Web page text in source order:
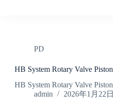
PD
HB System Rotary Valve
HB System Rotary Valve
admin
2026年1月22日